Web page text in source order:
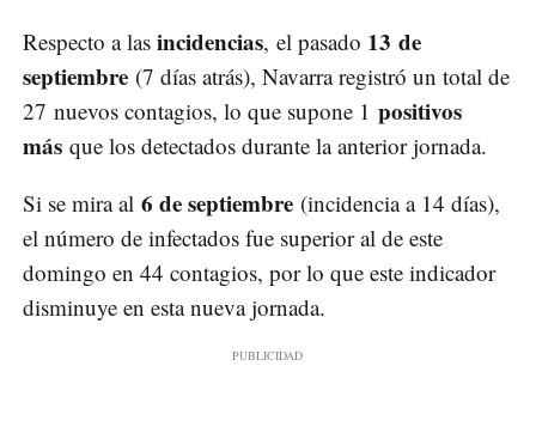
Respecto a las incidencias, el pasado 13 de
septiembre (7 días atrás), Navarra registró un total de
27 nuevos contagios, lo que supone 1 positivos
más que los detectados durante la anterior jornada.
Si se mira al 6 de septiembre (incidencia a 14 días),
el número de infectados fue superior al de este
domingo en 44 contagios, por lo que este indicador
disminuye en esta nueva jornada.